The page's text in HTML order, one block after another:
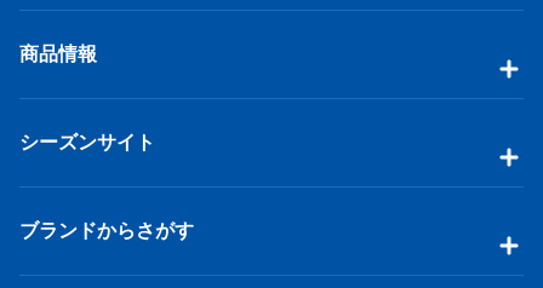
商品情報
シーズンサイト
ブランドからさがす